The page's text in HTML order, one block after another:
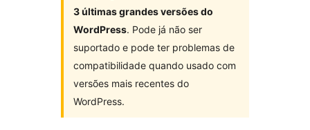
3 últimas grandes versões do
WordPress. Pode já não ser
suportado e pode ter problemas de
compatibilidade quando usado com
versões mais recentes do
WordPress.